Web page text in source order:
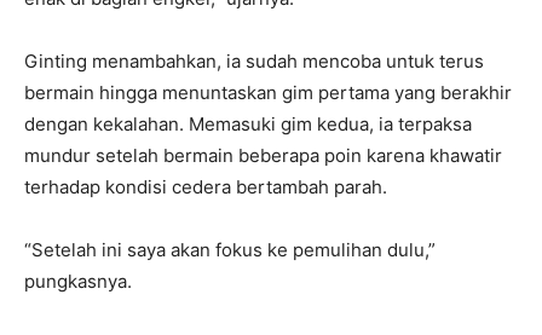
Ginting menambahkan, ia sudah mencoba untuk terus
bermain hingga menuntaskan gim pertama yang berakhir
dengan kekalahan. Memasuki gim kedua, ia terpaksa
mundur setelah bermain beberapa poin karena khawatir
terhadap kondisi cedera bertambah parah.
“Setelah ini saya akan fokus ke pemulihan dulu,”
pungkasnya.